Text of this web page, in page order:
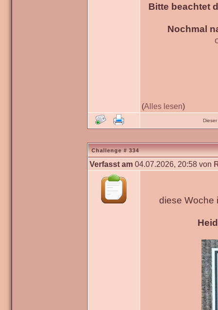
Bitte beachtet
Nochmal
(Alles lesen)
Challenge # 334
Verfasst am 04.07.2026, 20:58 von
diese Woche